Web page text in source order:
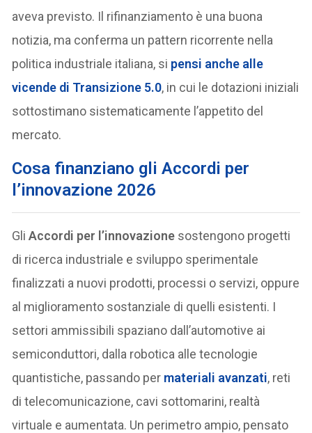
aveva previsto. Il rifinanziamento è una buona
notizia, ma conferma un pattern ricorrente nella
politica industriale italiana, si pensi anche alle
vicende di Transizione 5.0, in cui le dotazioni iniziali
sottostimano sistematicamente l’appetito del
mercato.
Cosa finanziano gli Accordi per
l’innovazione 2026
GliAccordi per l’innovazione sostengono progetti
di ricerca industriale e sviluppo sperimentale
finalizzati a nuovi prodotti, processi o servizi, oppure
al miglioramento sostanziale di quelli esistenti. I
settori ammissibili spaziano dall’automotive ai
semiconduttori, dalla robotica alle tecnologie
quantistiche, passando per materiali avanzati, reti
di telecomunicazione, cavi sottomarini, realtà
virtuale e aumentata. Un perimetro ampio, pensato